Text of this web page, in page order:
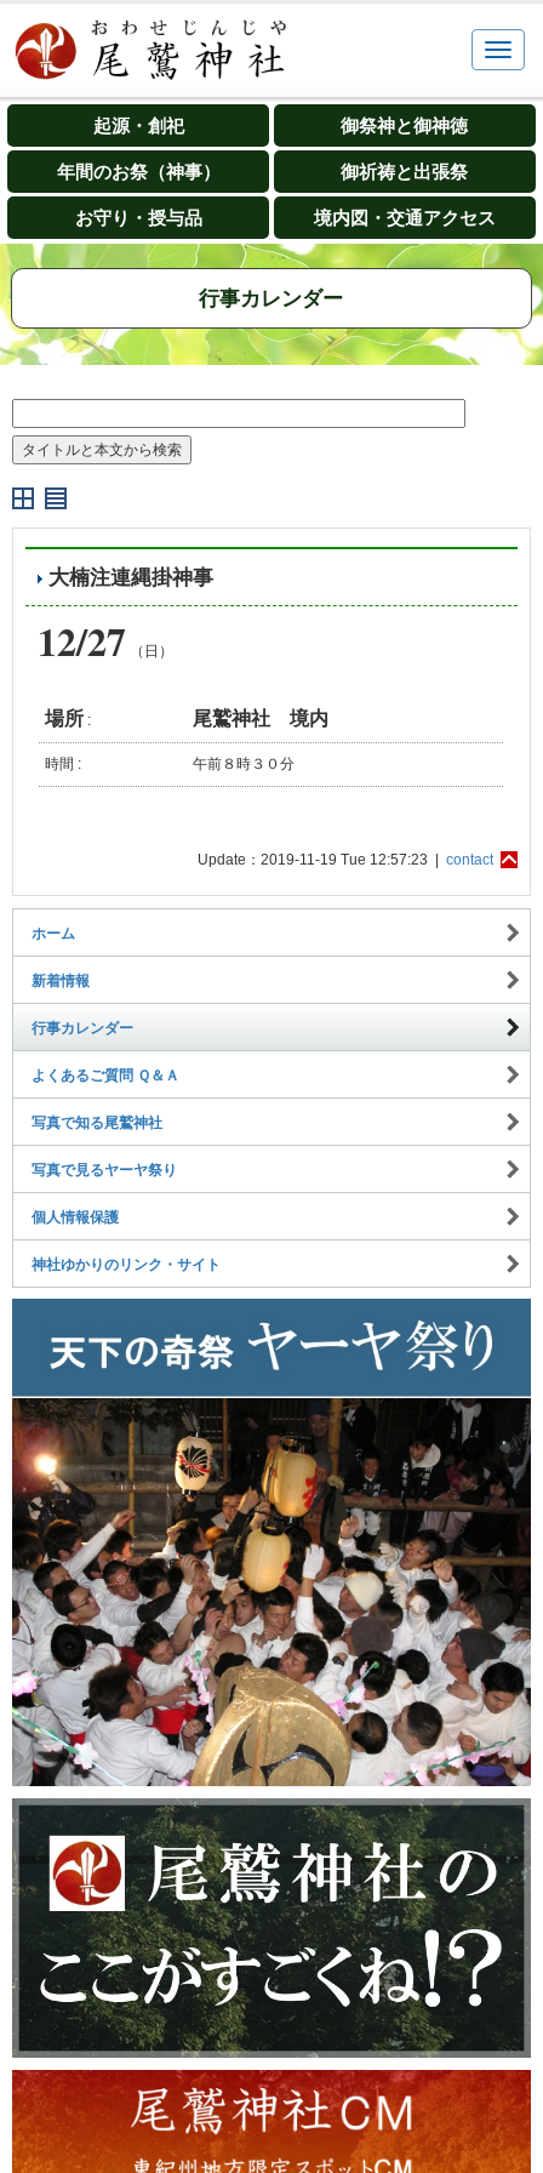
起源・創祀 御祭神と御神徳
年間のお祭（神事） 御祈祷と出張祭
お守り・授与品 境内図・交通アクセス
行事カレンダー
大楠注連縄掛神事
12/27 （日）
場所 : 尾鷲神社 境内
時間 : 午前８時３０分
Update：2019-11-19 Tue 12:57:23 | contact
ホーム
新着情報
行事カレンダー
よくあるご質問 Ｑ＆Ａ
写真で知る尾鷲神社
写真で見るヤーヤ祭り
個人情報保護
神社ゆかりのリンク・サイト